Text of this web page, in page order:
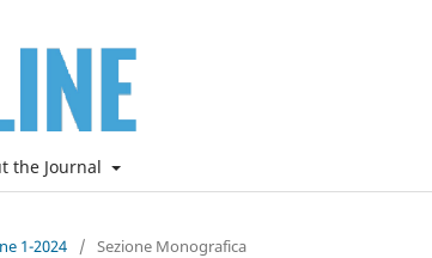
the Journal
1-2024 / Sezione Monografica